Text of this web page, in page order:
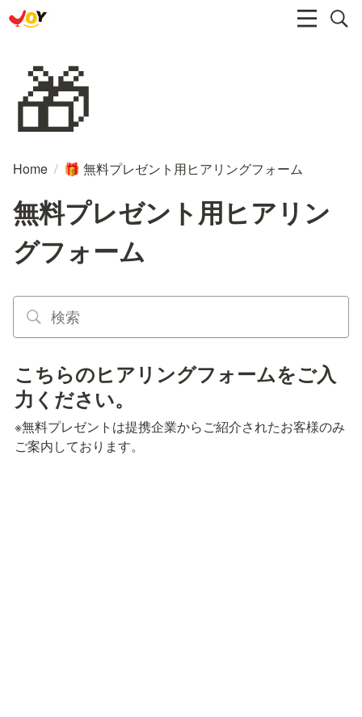
🎁
Home / 🎁 無料プレゼント用ヒアリングフォーム
無料プレゼント用ヒアリン
グフォーム
こちらのヒアリングフォームをご入
力ください。
※無料プレゼントは提携企業からご紹介されたお客様のみ
ご案内しております。